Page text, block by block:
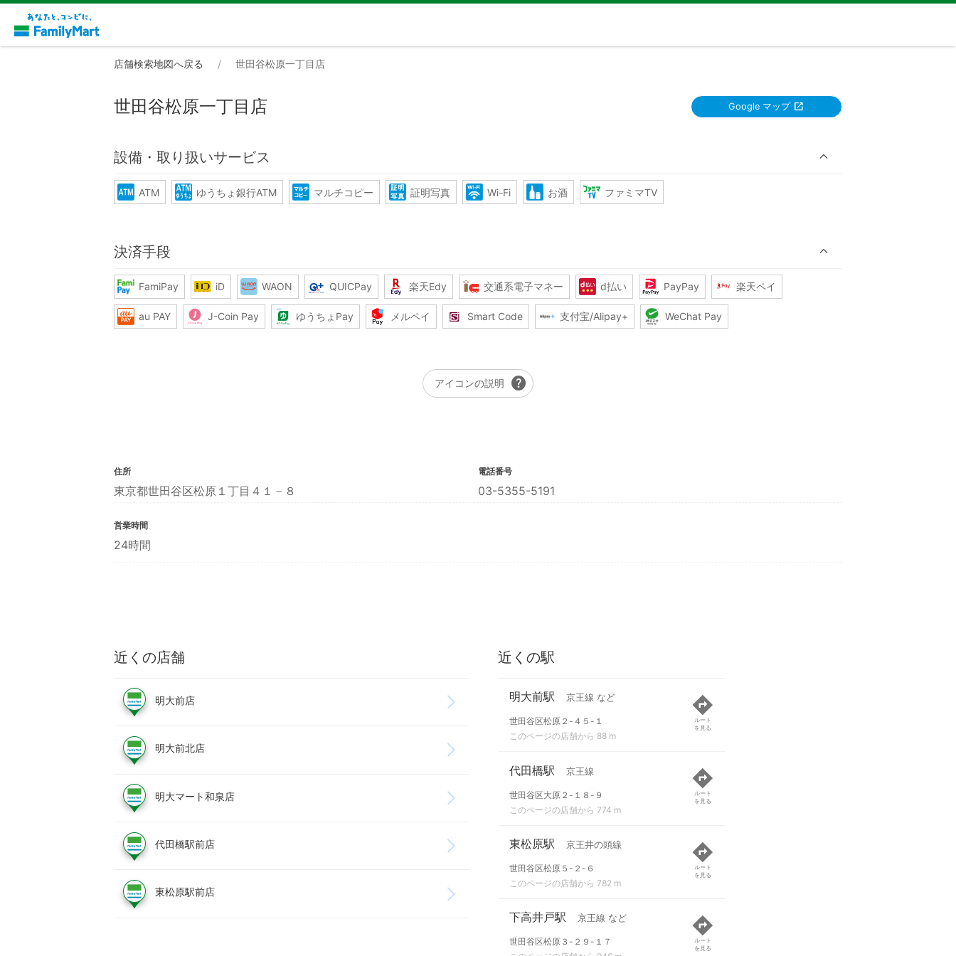
店舗検索地図へ戻る 世田谷松原一丁目店
世田谷松原一丁目店 Google マップ
設備・取り扱いサービス
ATM ゆうちょ銀行ATM マルチコピー 証明写真 Wi-Fi お酒 ファミマTV
決済手段
FamiPay iD WAON QUICPay 楽天Edy 交通系電子マネー d払い PayPay 楽天ペイ
au PAY J-Coin Pay ゆうちょPay メルペイ Smart Code 支付宝/Alipay+ WeChat Pay
アイコンの説明 help
住所
東京都世田谷区松原１丁目４１－８
電話番号
03-5355-5191
営業時間
24時間
近くの店舗
明大前店
明大前北店
明大マート和泉店
代田橋駅前店
東松原駅前店
近くの駅
明大前駅 京王線 など
世田谷区松原２-４５-１
このページの店舗から 88 m
ルート
を見る
代田橋駅 京王線
世田谷区大原２-１８-９
このページの店舗から 774 m
ルート
を見る
東松原駅 京王井の頭線
世田谷区松原５-２-６
このページの店舗から 782 m
ルート
を見る
下高井戸駅 京王線 など
世田谷区松原３-２９-１７
ルート
を見る